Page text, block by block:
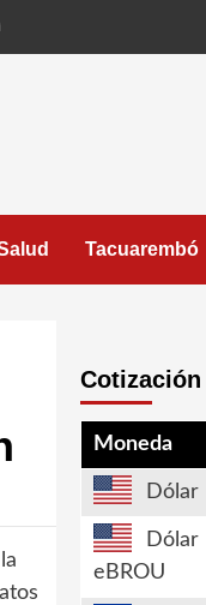
Tacuarembó
Moneda
Dólar
Dólar
eBROU